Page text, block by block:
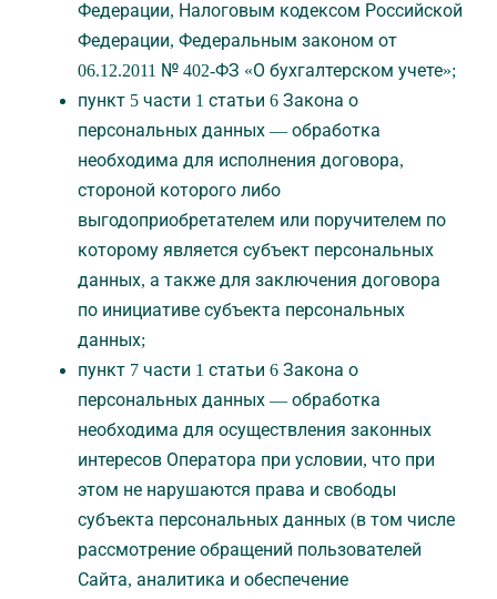
Федерации, Налоговым кодексом Российской
Федерации, Федеральным законом от
06.12.2011 № 402-ФЗ «О бухгалтерском учете»;
пункт 5 части 1 статьи 6 Закона о
персональных данных — обработка
необходима для исполнения договора,
стороной которого либо
выгодоприобретателем или поручителем по
которому является субъект персональных
данных, а также для заключения договора
по инициативе субъекта персональных
данных;
пункт 7 части 1 статьи 6 Закона о
персональных данных — обработка
необходима для осуществления законных
интересов Оператора при условии, что при
этом не нарушаются права и свободы
субъекта персональных данных (в том числе
рассмотрение обращений пользователей
Сайта, аналитика и обеспечение